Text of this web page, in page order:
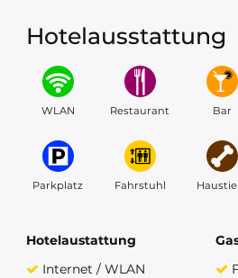
Hotelausstattung
WLAN Restaurant Bar
Parkplatz Fahrstuhl
Hotelaustattung
Internet / WLAN